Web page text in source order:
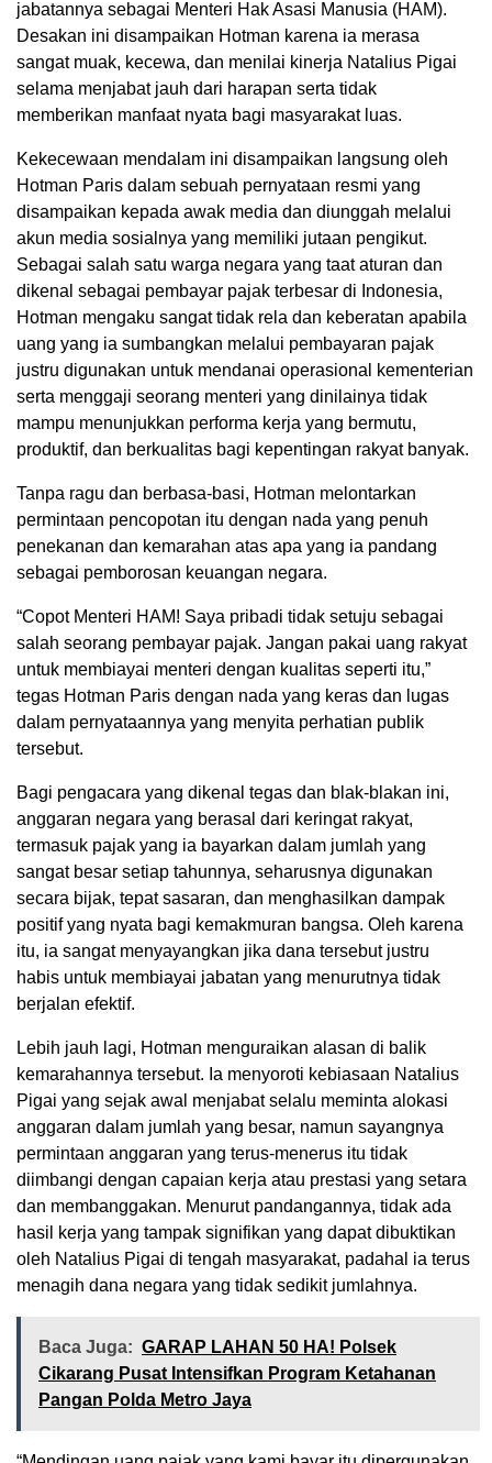
jabatannya sebagai Menteri Hak Asasi Manusia (HAM).
Desakan ini disampaikan Hotman karena ia merasa
sangat muak, kecewa, dan menilai kinerja Natalius Pigai
selama menjabat jauh dari harapan serta tidak
memberikan manfaat nyata bagi masyarakat luas.
Kekecewaan mendalam ini disampaikan langsung oleh
Hotman Paris dalam sebuah pernyataan resmi yang
disampaikan kepada awak media dan diunggah melalui
akun media sosialnya yang memiliki jutaan pengikut.
Sebagai salah satu warga negara yang taat aturan dan
dikenal sebagai pembayar pajak terbesar di Indonesia,
Hotman mengaku sangat tidak rela dan keberatan apabila
uang yang ia sumbangkan melalui pembayaran pajak
justru digunakan untuk mendanai operasional kementerian
serta menggaji seorang menteri yang dinilainya tidak
mampu menunjukkan performa kerja yang bermutu,
produktif, dan berkualitas bagi kepentingan rakyat banyak.
Tanpa ragu dan berbasa-basi, Hotman melontarkan
permintaan pencopotan itu dengan nada yang penuh
penekanan dan kemarahan atas apa yang ia pandang
sebagai pemborosan keuangan negara.
“Copot Menteri HAM! Saya pribadi tidak setuju sebagai
salah seorang pembayar pajak. Jangan pakai uang rakyat
untuk membiayai menteri dengan kualitas seperti itu,”
tegas Hotman Paris dengan nada yang keras dan lugas
dalam pernyataannya yang menyita perhatian publik
tersebut.
Bagi pengacara yang dikenal tegas dan blak-blakan ini,
anggaran negara yang berasal dari keringat rakyat,
termasuk pajak yang ia bayarkan dalam jumlah yang
sangat besar setiap tahunnya, seharusnya digunakan
secara bijak, tepat sasaran, dan menghasilkan dampak
positif yang nyata bagi kemakmuran bangsa. Oleh karena
itu, ia sangat menyayangkan jika dana tersebut justru
habis untuk membiayai jabatan yang menurutnya tidak
berjalan efektif.
Lebih jauh lagi, Hotman menguraikan alasan di balik
kemarahannya tersebut. Ia menyoroti kebiasaan Natalius
Pigai yang sejak awal menjabat selalu meminta alokasi
anggaran dalam jumlah yang besar, namun sayangnya
permintaan anggaran yang terus-menerus itu tidak
diimbangi dengan capaian kerja atau prestasi yang setara
dan membanggakan. Menurut pandangannya, tidak ada
hasil kerja yang tampak signifikan yang dapat dibuktikan
oleh Natalius Pigai di tengah masyarakat, padahal ia terus
menagih dana negara yang tidak sedikit jumlahnya.
Baca Juga: GARAP LAHAN 50 HA! Polsek
Cikarang Pusat Intensifkan Program Ketahanan
Pangan Polda Metro Jaya